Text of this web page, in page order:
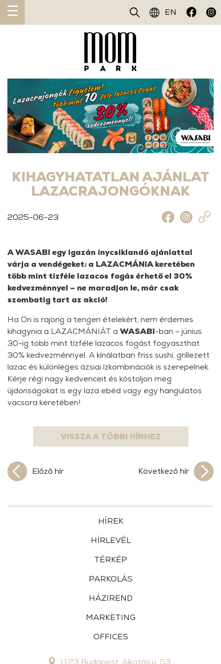
EN
☰
2025-06-23
KIHAGYHATATLAN AJÁNLAT
LAZACRAJONGÓKNAK
A WASABI egy igazán ínycsiklandó ajánlattal
várja a vendégeket: a LAZACMÁNIA keretében
több mint tízféle lazacos fogás érhető el 30%
kedvezménnyel – ne maradjon le, már csak
szombatig tart az akció!
Ha Ön is rajong a tengeri ételekért, nem érdemes
kihagynia a LAZACMÁNIÁT a WASABI-ban – június
30-ig több mint tízféle lazacos fogást fogyaszthat
30% kedvezménnyel. A kínálatban friss sushi, grillezett
lazac és különleges ázsiai ízkombinációk is szerepelnek.
Kérje régi nagy kedvenceit és kóstoljon meg
újdonságokat is egy laza ebéd vagy egy hangulatos
vacsora keretében!
Előző hír
VISSZA A TÖBBI HÍRHEZ
Következő hír
HÍREK
HÍRLEVÉL
TÉRKÉP
PARKOLÁS
HÁZIREND
MARKETING
OFFICES
1123 Budapest, Alkotás u. 53.